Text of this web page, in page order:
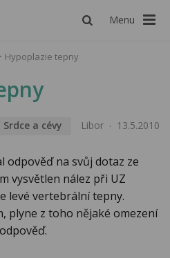
Menu
Hypoplazie tepny
Srdce a cévy Libor 13.5.2010
odpověď na svůj dotaz ze
vysvětlen nález při UZ
levé vertebrální tepny.
plyne z toho nějaké omezení